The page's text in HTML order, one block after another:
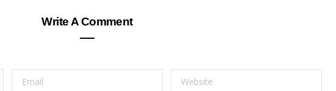
Write A Comment